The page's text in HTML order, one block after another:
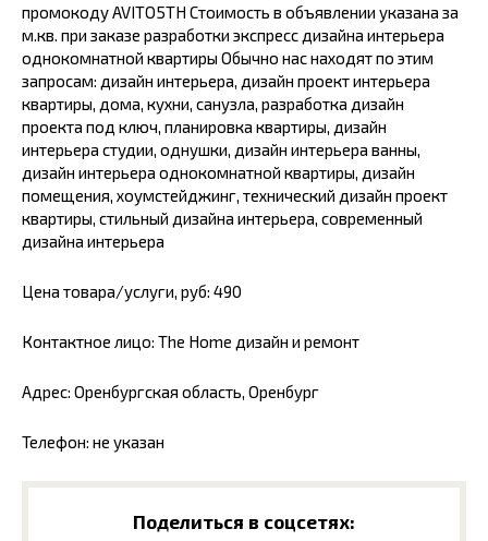
промокоду AVITO5TH Стоимость в объявлении указана за
м.кв. при заказе разработки экспресс дизайна интерьера
однокомнатной квартиры Обычно нас находят по этим
запросам: дизайн интерьера, дизайн проект интерьера
квартиры, дома, кухни, санузла, разработка дизайн
проекта под ключ, планировка квартиры, дизайн
интерьера студии, однушки, дизайн интерьера ванны,
дизайн интерьера однокомнатной квартиры, дизайн
помещения, хоумстейджинг, технический дизайн проект
квартиры, стильный дизайна интерьера, современный
дизайна интерьера
Цена товара/услуги, руб: 490
Контактное лицо: The Home дизайн и ремонт
Адрес: Оренбургская область, Оренбург
Телефон: не указан
Поделиться в соцсетях: